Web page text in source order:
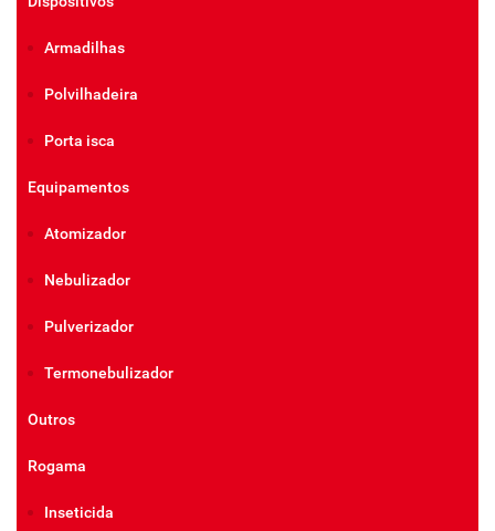
Armadilhas
Polvilhadeira
Porta isca
Equipamentos
Atomizador
Nebulizador
Pulverizador
Termonebulizador
Outros
Rogama
Inseticida